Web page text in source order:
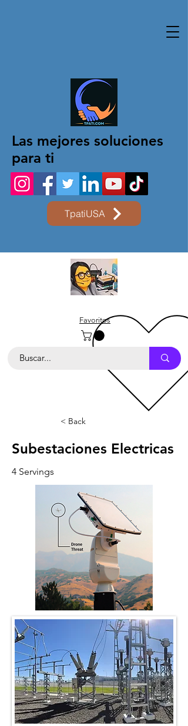
Las mejores soluciones
para ti
TpatiUSA
Favoritos
< Back
Subestaciones Electricas
4 Servings